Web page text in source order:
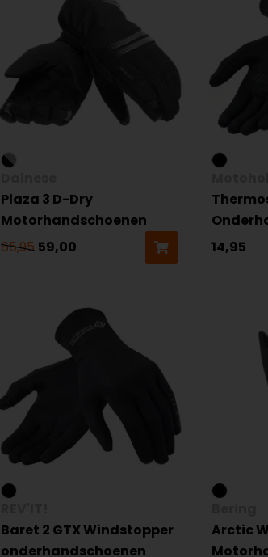
Plaza 3 D-Dry
Motorhandschoenen
65,95 59,00
14,95
Baret 2 GTX Windstopper
onderhandschoenen
Arctic